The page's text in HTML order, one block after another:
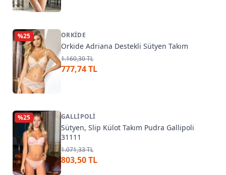
%25 ORKIDE
Orkide Adriana Destekli Sütyen Takım
1.160,30 TL
777,74 TL
%25 GALLIPOLI
Sütyen, Slip Külot Takım Pudra Gallipoli
31111
1.071,33 TL
803,50 TL